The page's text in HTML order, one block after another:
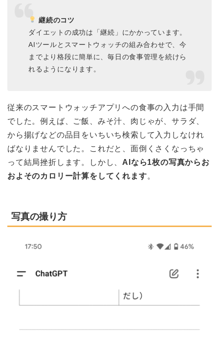
継続のコツ
ダイエットの成功は「継続」にかかっています。
AIツールとスマートウォッチの組み合わせで、今
までより格段に簡単に、毎日の食事管理を続けら
れるようになります。
従来のスマートウォッチアプリへの食事の入力は手間
でした。例えば、ご飯、みそ汁、肉じゃが、サラダ、
から揚げなどの品目をいちいち検索して入力しなけれ
ばなりませんでした。これだと、面倒くさくなっちゃ
って結局挫折します。しかし、 AIなら1枚の写真からお
およそのカロリー計算をしてくれます。
写真の撮り方